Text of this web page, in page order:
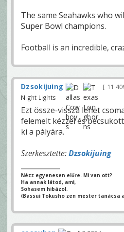
The same Seahawks who
Super Bowl champions.
Football is an incredible,
Dzsokijuing 11
Night Lights
Ezt össze-vissza lehet
felemelt kézzel és
ki a pályára.
Szerkesztette:Dzsokijuing
Nézz egyenesen előre. Mi van ott?
Ha annak látod, ami,
Sohasem hibázol.
(Bassui Tokusho zen mester tanácsa